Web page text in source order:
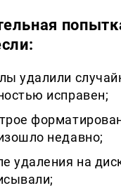
удалили
исправен;
недавно;
удаления на